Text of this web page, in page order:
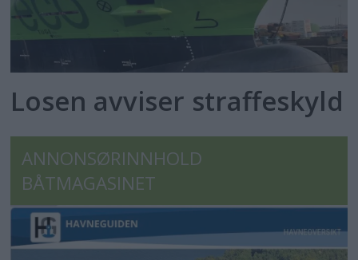
Losen avviser straffeskyld
ANNONSØRINNHOLD
BÅTMAGASINET